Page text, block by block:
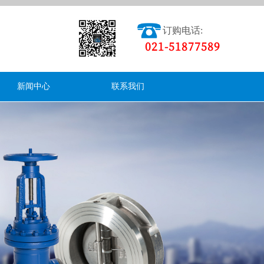
订购电话:
021-51877589
新闻中心 联系我们